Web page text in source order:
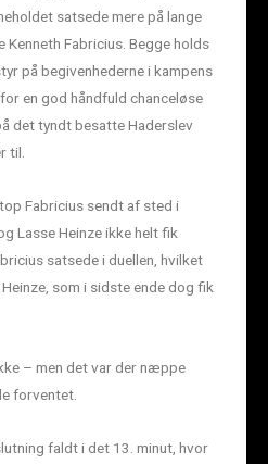
satsede mere på lange
Fabricius. Begge holds
på begivenhederne i kampens
en god håndfuld chanceløse
det tyndt besatte Haderslev
til.
Fabricius sendt af sted i
Lasse Heinze ikke helt fik
satsede i duellen, hvilket
som i sidste ende dog fik
– men det var der næppe
forventet.
faldt i det 13. minut, hvor